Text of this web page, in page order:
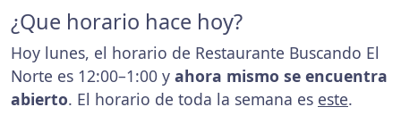
¿Que horario hace hoy?
Hoy lunes, el horario de Restaurante Buscando El
Norte es 12:00–1:00 y ahora mismo se encuentra
abierto. El horario de toda la semana es este.